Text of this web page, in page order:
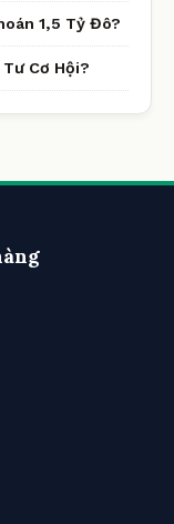
1,5 Tỷ Đô?
Cơ Hội?